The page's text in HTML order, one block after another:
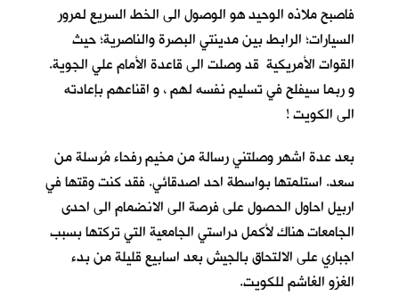
فاصبح ملاذه الوحيد هو الوصول الى الخط السريع لمرور
السيارات؛ الرابط بين مدينتي البصرة والناصرية؛ حيث
القوات الأمريكية قد وصلت الى قاعدة الأمام علي الجوية.
و ربما سيفلح في تسليم نفسه لهم ، و اقناعهم بإعادته
الى الكويت !
بعد عدة اشهر وصلتني رسالة من مخيم رفحاء مُرسلة من
سعد. استلمتها بواسطة احد اصدقائي. فقد كنت وقتها في
اربيل احاول الحصول على فرصة الى الانضمام الى احدى
الجامعات هناك لأكمل دراستي الجامعية التي تركتها بسبب
اجباري على الالتحاق بالجيش بعد اسابيع قليلة من بدء
الغزو الغاشم للكويت.